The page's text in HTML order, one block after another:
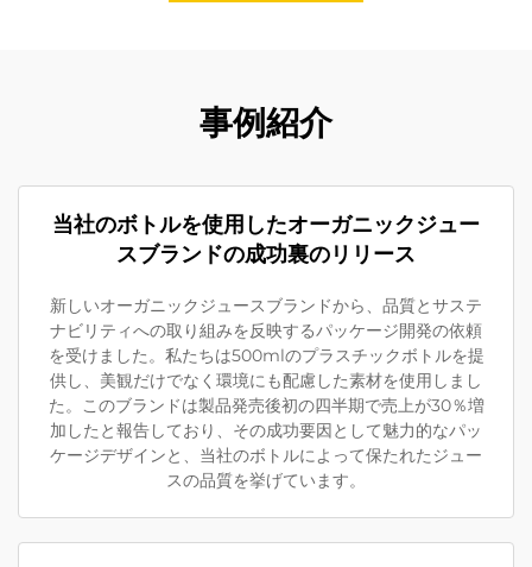
事例紹介
当社のボトルを使用したオーガニックジュー
スブランドの成功裏のリリース
新しいオーガニックジュースブランドから、品質とサステ
ナビリティへの取り組みを反映するパッケージ開発の依頼
を受けました。私たちは500mlのプラスチックボトルを提
供し、美観だけでなく環境にも配慮した素材を使用しまし
た。このブランドは製品発売後初の四半期で売上が30％増
加したと報告しており、その成功要因として魅力的なパッ
ケージデザインと、当社のボトルによって保たれたジュー
スの品質を挙げています。